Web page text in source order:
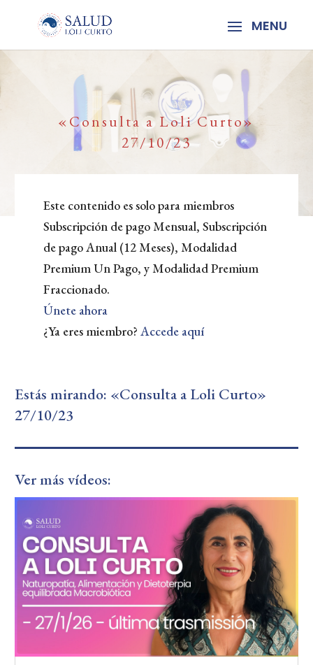
«Consulta a Loli Curto»
27/10/23
Este contenido es solo para miembros
Subscripción de pago Mensual, Subscripción
de pago Anual (12 Meses), Modalidad
Premium Un Pago, y Modalidad Premium
Fraccionado.
Únete ahora
¿Ya eres miembro? Accede aquí
Estás mirando: «Consulta a Loli Curto»
27/10/23
Ver más vídeos: